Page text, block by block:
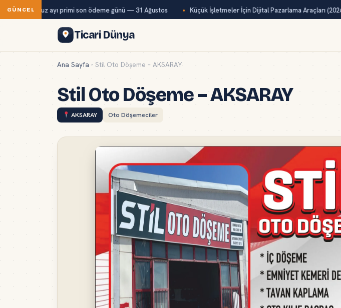
GÜNCEL
Kur temmuz ayı primi son ödeme günü — 31 Ağustos Küçük İşletmeler İçin Dijital Pazarlama Araçları (2026)
Ticari Dünya
Ana Sayfa - Stil Oto Döşeme – AKSARAY
Stil Oto Döşeme – AKSARAY
AKSARAY Oto Döşemeciler